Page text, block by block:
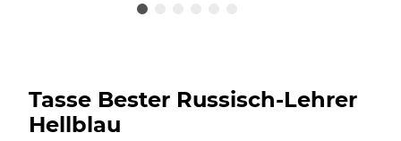
Tasse Bester Russisch-Lehrer
Hellblau